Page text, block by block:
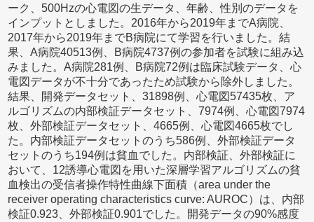
ーク、500Hzの心電図の生データ、年齢、性別のデータを
インプットとしました。2016年から2019年までA病院、
2017年から2019年までB病院にて学習を行いました。結
果、A病院40513例、B病院4737例の参加者を試験に組み込
みました。A病院281例、B病院72例は臨床試験データ、心
電図データが不十分であったため試験から除外しました。
結果、開発データセット、31898例、心電図57435枚、ア
ルゴリズムの内部検証データセット、7974例、心電図7974
枚、外部検証データセット、4665例、心電図4665枚でし
た。内部検証データセットのうち586例、外部検証データ
セットのうち194例は貧血でした。内部検証、外部検証に
おいて、12誘導心電図を用いた深層学習アルゴリズムの貧
血検出の受信者操作特性曲線下面積（area under the
receiver operating characteristics curve: AUROC）は、内部
検証0.923、外部検証0.901でした。開発データの90%感度